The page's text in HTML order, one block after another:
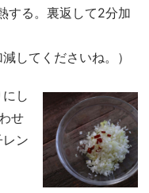
する。裏返して2分加
してくださいね。）
し
せ
ン